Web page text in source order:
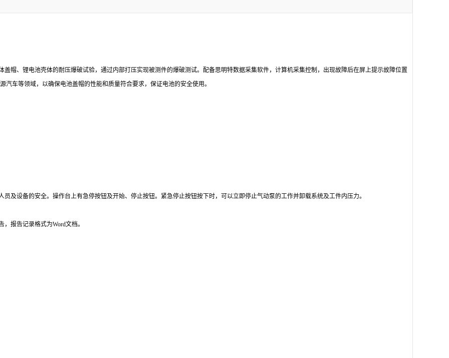
帽、锂电池壳体的耐压爆破试验，通过内部打压实现被测件的爆破测试。配备思明特数据采集软件，计算机采集控制，出现故障后在屏上提示故障位置
车等领域，以确保电池盖帽的性能和质量符合要求，保证电池的安全使用。
及设备的安全。操作台上有急停按钮及开始、停止按钮。紧急停止按钮按下时，可以立即停止气动泵的工作并卸载系统及工件内压力。
报告记录格式为Word文档。